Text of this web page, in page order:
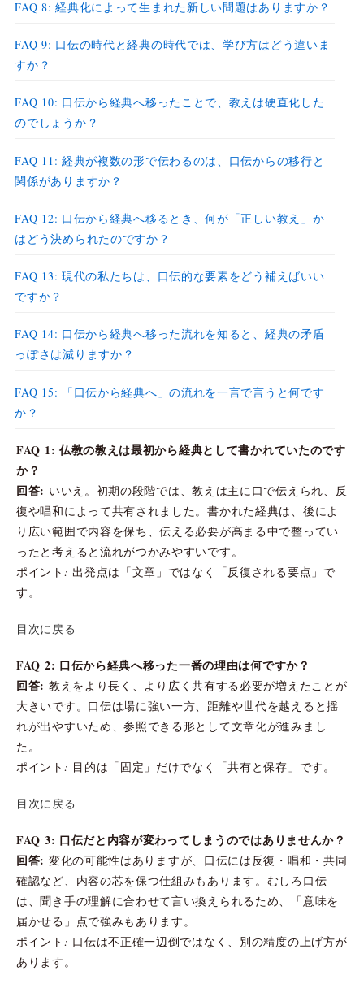
FAQ 8: 経典化によって生まれた新しい問題はありますか？
FAQ 9: 口伝の時代と経典の時代では、学び方はどう違いま
すか？
FAQ 10: 口伝から経典へ移ったことで、教えは硬直化した
のでしょうか？
FAQ 11: 経典が複数の形で伝わるのは、口伝からの移行と
関係がありますか？
FAQ 12: 口伝から経典へ移るとき、何が「正しい教え」か
はどう決められたのですか？
FAQ 13: 現代の私たちは、口伝的な要素をどう補えばいい
ですか？
FAQ 14: 口伝から経典へ移った流れを知ると、経典の矛盾
っぽさは減りますか？
FAQ 15: 「口伝から経典へ」の流れを一言で言うと何です
か？
FAQ 1: 仏教の教えは最初から経典として書かれていたのです
か？
回答: いいえ。初期の段階では、教えは主に口で伝えられ、反
復や唱和によって共有されました。書かれた経典は、後によ
り広い範囲で内容を保ち、伝える必要が高まる中で整ってい
ったと考えると流れがつかみやすいです。
ポイント: 出発点は「文章」ではなく「反復される要点」で
す。
目次に戻る
FAQ 2: 口伝から経典へ移った一番の理由は何ですか？
回答: 教えをより長く、より広く共有する必要が増えたことが
大きいです。口伝は場に強い一方、距離や世代を越えると揺
れが出やすいため、参照できる形として文章化が進みまし
た。
ポイント: 目的は「固定」だけでなく「共有と保存」です。
目次に戻る
FAQ 3: 口伝だと内容が変わってしまうのではありませんか？
回答: 変化の可能性はありますが、口伝には反復・唱和・共同
確認など、内容の芯を保つ仕組みもあります。むしろ口伝
は、聞き手の理解に合わせて言い換えられるため、「意味を
届かせる」点で強みもあります。
ポイント: 口伝は不正確一辺倒ではなく、別の精度の上げ方が
あります。